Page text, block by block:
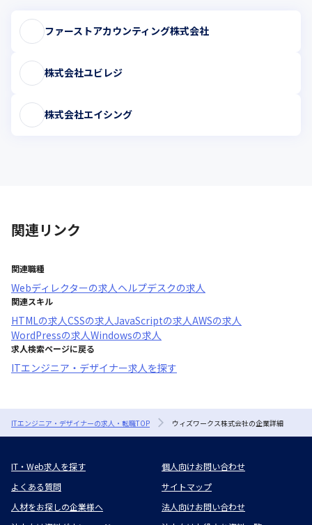
ファーストアカウンティング株式会社
株式会社ユビレジ
株式会社エイシング
関連リンク
関連職種
Webディレクターの求人 ヘルプデスクの求人
関連スキル
HTMLの求人CSSの求人JavaScriptの求人AWSの求人
WordPressの求人Windowsの求人
求人検索ページに戻る
ITエンジニア・デザイナー求人を探す
ITエンジニア・デザイナーの求人・転職TOP ウィズワークス株式会社の企業詳細
IT・Web求人を探す
個人向けお問い合わせ
よくある質問
サイトマップ
人材をお探しの企業様へ
法人向けお問い合わせ